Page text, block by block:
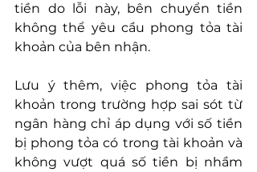
tiền do lỗi này, bên chuyển tiền
không thể yêu cầu phong tỏa tài
khoản của bên nhận.
Lưu ý thêm, việc phong tỏa tài
khoản trong trường hợp sai sót từ
ngân hàng chỉ áp dụng với số tiền
bị phong tỏa có trong tài khoản và
không vượt quá số tiền bị nhầm